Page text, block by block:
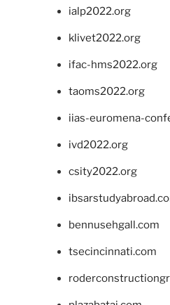
ialp2022.org
klivet2022.org
ifac-hms2022.org
taoms2022.org
iias-euromena-
ivd2022.org
csity2022.org
bennusehgall.com
tsecincinnati.com